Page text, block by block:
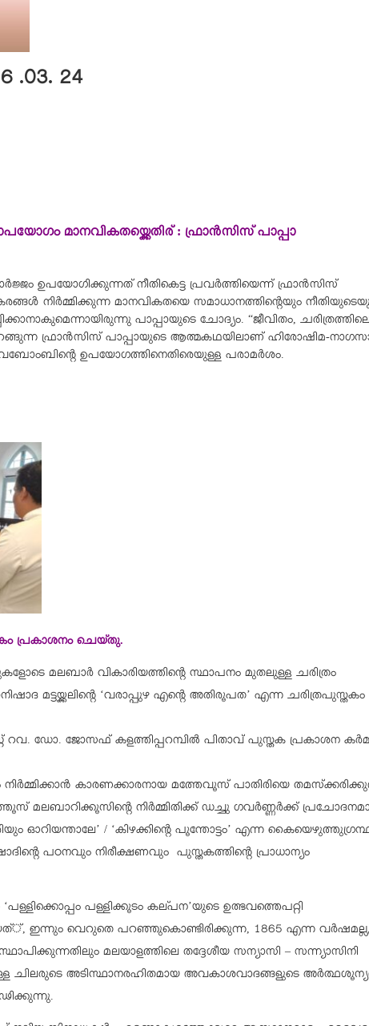
.03. 24
മാനവികതയ്ക്കെതിര് : ഫ്രാൻസിസ് പാപ്പാ
ഉപയോഗിക്കുന്നത് നീതികെട്ട പ്രവർത്തിയെന്ന് ഫ്രാൻസിസ്
നിർമ്മിക്കുന്ന മാനവികതയെ സമാധാനത്തിന്റെയും
പാപ്പായുടെ ചോദ്യം. “ജീവിതം,
ഫ്രാൻസിസ് പാപ്പായുടെ ആത്മകഥയിലാണ് ഹിരോഷിമ-
ഉപയോഗത്തിനെതിരെയുള്ള പരാമർശം.
പ്രകാശനം ചെയ്തു.
മലബാര്‍ വികാരിയത്തിന്റെ സ്ഥാപനം മുതലുള്ള ചരിത്രം
മട്ടയ്ക്കലിന്റെ ‘വരാപ്പുഴ എന്റെ അതിരൂപത’ എന്ന ചരിത്രപുസ്തകം
റവ. ഡോ. ജോസഫ് കളത്തിപ്പറമ്പില്‍ പിതാവ് പുസ്തക പ്രകാശന
കാരണക്കാരനായ മത്തേവൂസ് പാതിരിയെ
നിര്‍മ്മിതിക്ക് ഡച്ചു ഗവര്‍ണ്ണര്‍ക്ക്
ഓറിയന്താലേ’ / ‘കിഴക്കിന്റെ പൂന്തോട്ടം’ എന്ന
പഠനവും നിരീക്ഷണവും പുസ്തകത്തിന്റെ പ്രാധാന്യം
പള്ളിക്കൂടം കല്പന’യുടെ ഉത്ഭവത്തെപറ്റി
ഇന്നും വെറുതെ പറഞ്ഞുകൊണ്ടിരിക്കുന്ന, 1865 എന്ന വര്‍ഷമല്ല,
മലയാളത്തിലെ തദ്ദേശീയ സന്യാസി – സന്ന്യാസിനി
ചിലരുടെ അടിസ്ഥാനരഹിതമായ അവകാശവാദങ്ങളുടെ